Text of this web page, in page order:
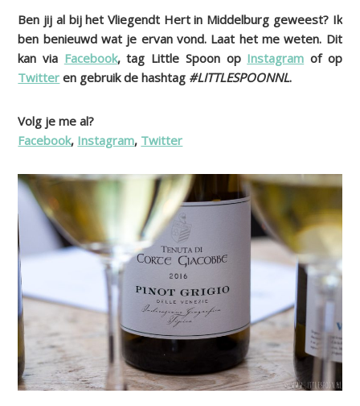
Ben jij al bij het Vliegendt Hert in Middelburg geweest? Ik
ben benieuwd wat je ervan vond. Laat het me weten. Dit
kan via Facebook, tag Little Spoon op Instagram of op
Twitter en gebruik de hashtag #LITTLESPOONNL.
Volg je me al?
Facebook, Instagram, Twitter